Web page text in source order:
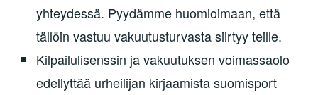
yhteydessä. Pyydämme huomioimaan, että
tällöin vastuu vakuutusturvasta siirtyy teille.
Kilpailulisenssin ja vakuutuksen voimassaolo
edellyttää urheilijan kirjaamista suomisport